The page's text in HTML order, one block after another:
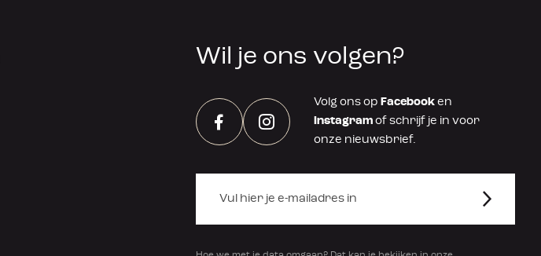
Wil je ons volgen?
FacebookInstagram
Volg ons op Facebook en
Instagram of schrijf je in voor
onze nieuwsbrief.